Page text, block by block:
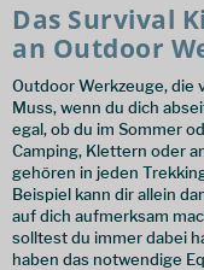
Das Survival
an Outdoor
Outdoor Werkzeuge, die
Muss, wenn du dich
egal, ob du im Sommer
Camping, Klettern oder
gehören in jeden
Beispiel kann dir allein
auf dich aufmerksam
solltest du immer dabei
haben das notwendige